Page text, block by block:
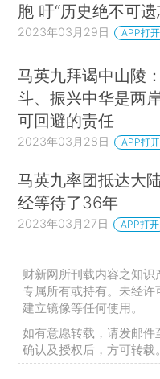
胞 吁“历史绝不可遗
2023年03月29日 APP打开
马英九拜谒中山陵
斗、振兴中华是两
可回避的责任
2023年03月28日 APP打开
马英九率团抵达大
经等待了36年
2023年03月27日 APP打开
财新网所刊载内容之知
专属所有或持有。未经许
建立镜像等任何使用。
如有意愿转载，请发邮件
确认及授权后，方可转载。